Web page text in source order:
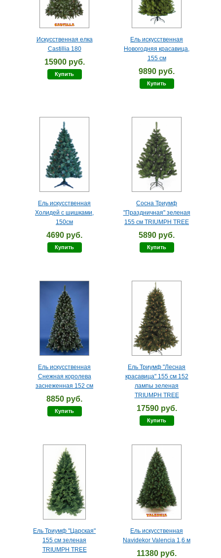
Искусственная елка
Castillia 180
15900 руб.
Купить
Ель искусственная
Новогодняя красавица,
155 см
9890 руб.
Купить
Ель искусственная
Холидей с шишками,
150см
4690 руб.
Купить
Сосна Триумф
"Праздничная" зеленая
155 см TRIUMPH TREE
5890 руб.
Купить
Ель искусственная
Снежная королева
заснеженная 152 см
8850 руб.
Купить
Ель Триумф "Лесная
красавица" 155 см 152
лампы зеленая
TRIUMPH TREE
17590 руб.
Купить
Ель Триумф "Царская"
155 см зеленая
TRIUMPH TREE
Ель искусственная
Navidekor Valencia 1,6 м
11380 руб.